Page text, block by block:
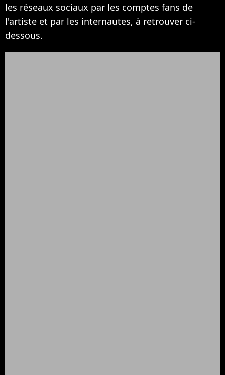
les réseaux sociaux par les comptes fans de
l'artiste et par les internautes, à retrouver ci-
dessous.